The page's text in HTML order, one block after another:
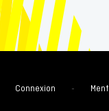
Connexion -